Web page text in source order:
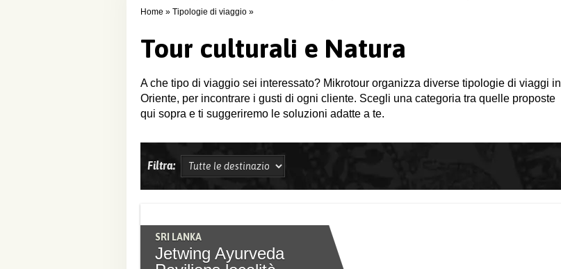
Home » Tipologie di viaggio »
Tour culturali e Natura
A che tipo di viaggio sei interessato? Mikrotour organizza diverse tipologie di viaggi in
Oriente, per incontrare i gusti di ogni cliente. Scegli una categoria tra quelle proposte
qui sopra e ti suggeriremo le soluzioni adatte a te.
Filtra:
SRI LANKA
Jetwing Ayurveda